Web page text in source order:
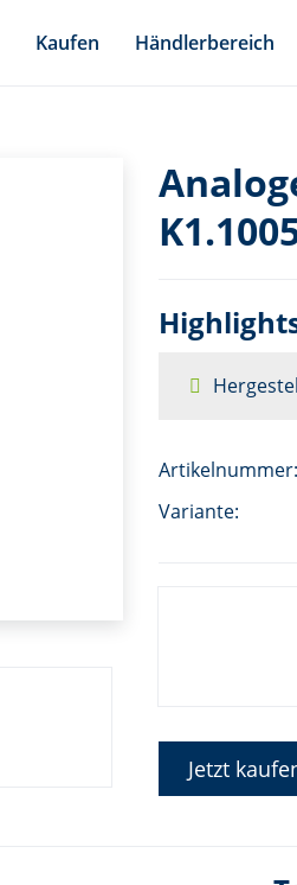
Kaufen Händlerbereich
Artikelnummer:
Variante:
Jetzt